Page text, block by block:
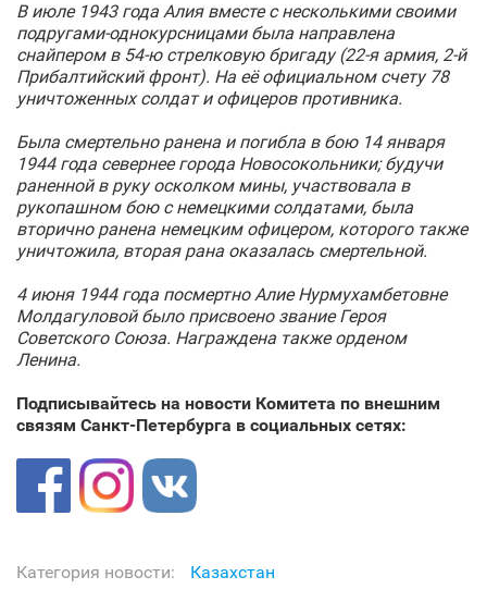
В июле 1943 года Алия вместе с несколькими своими
подругами-однокурсницами была направлена
снайпером в 54-ю стрелковую бригаду (22-я армия, 2-й
Прибалтийский фронт). На её официальном счету 78
уничтоженных солдат и офицеров противника.
Была смертельно ранена и погибла в бою 14 января
1944 года севернее города Новосокольники; будучи
раненной в руку осколком мины, участвовала в
рукопашном бою с немецкими солдатами, была
вторично ранена немецким офицером, которого также
уничтожила, вторая рана оказалась смертельной.
4 июня 1944 года посмертно Алие Нурмухамбетовне
Молдагуловой было присвоено звание Героя
Советского Союза. Награждена также орденом
Ленина.
Подписывайтесь на новости Комитета по внешним
связям Санкт‑Петербурга в социальных сетях:
Категория новости: Казахстан